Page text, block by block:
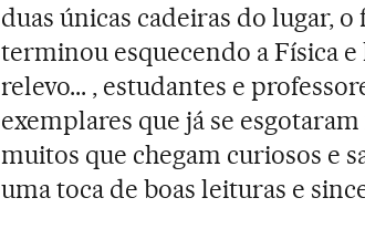
duas únicas cadeiras do lugar,
terminou esquecendo a Física
relevo... , estudantes e
exemplares que já se
muitos que chegam curiosos e
uma toca de boas leituras e